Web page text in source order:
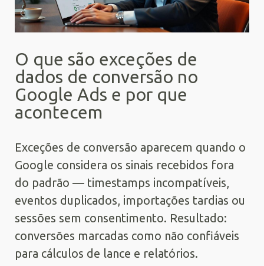
O que são exceções de
dados de conversão no
Google Ads e por que
acontecem
Exceções de conversão aparecem quando o
Google considera os sinais recebidos fora
do padrão — timestamps incompatíveis,
eventos duplicados, importações tardias ou
sessões sem consentimento. Resultado:
conversões marcadas como não confiáveis
para cálculos de lance e relatórios.